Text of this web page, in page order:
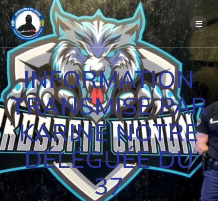
Passer
au
contenu
INFORMATION
TRANSMISE PAR
KARINE NOTRE
DÉLÉGUÉE DU
37